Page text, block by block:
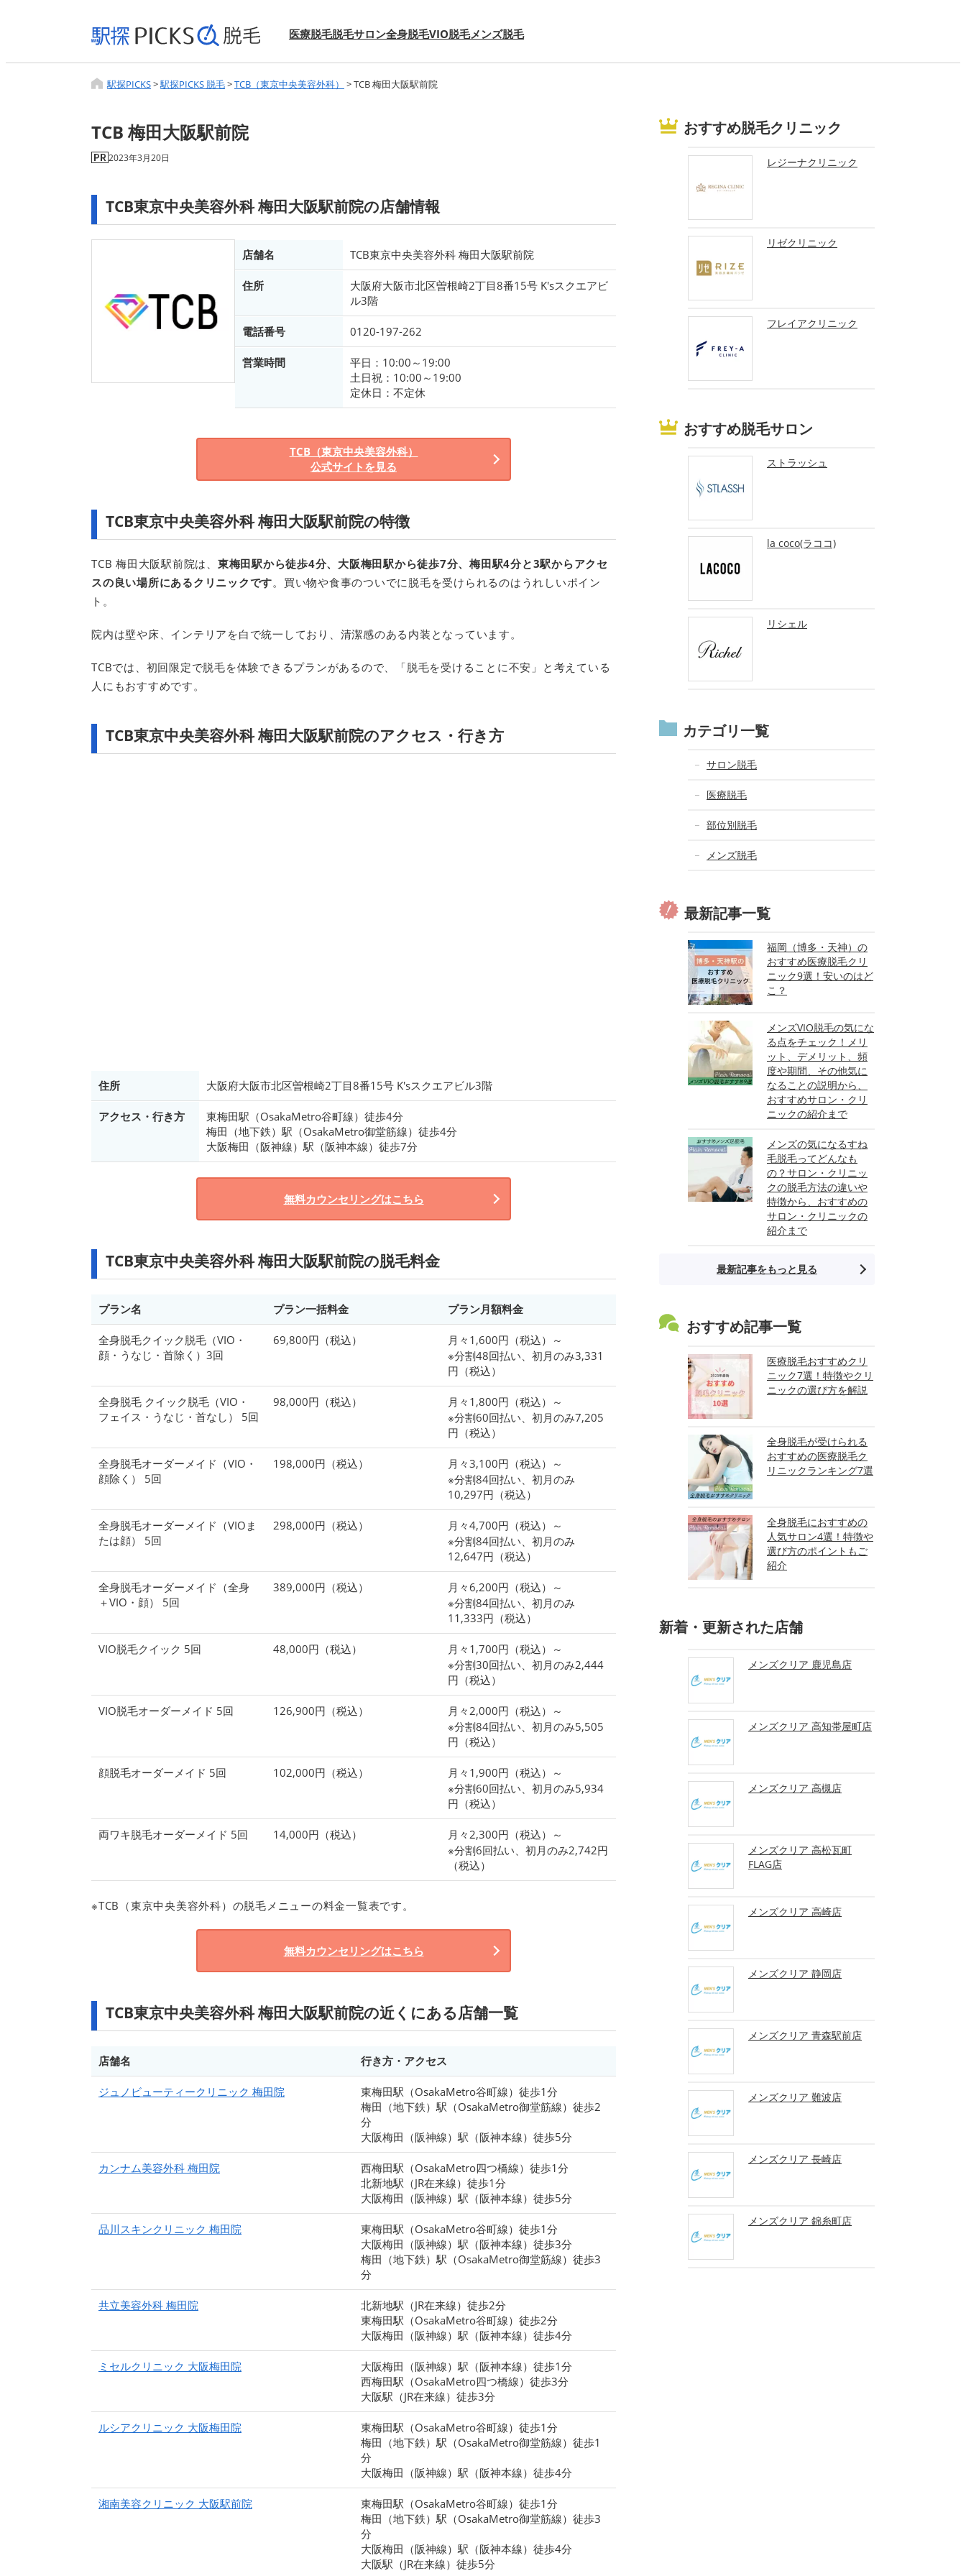
医療脱毛脱毛サロン全身脱毛VIO脱毛メンズ脱毛
駅探PICKS>駅探PICKS 脱毛>TCB（東京中央美容外科） >TCB 梅田大阪駅前院
TCB 梅田大阪駅前院
2023年3月20日
TCB東京中央美容外科 梅田大阪駅前院の店舗情報
店舗名 TCB東京中央美容外科 梅田大阪駅前院
住所
大阪府大阪市北区曽根崎2丁目8番15号 K'sスクエアビ
ル3階
電話番号 0120-197-262
営業時間
平日：10:00～19:00
土日祝：10:00～19:00
定休日：不定休
TCB（東京中央美容外科）
公式サイトを見る
TCB東京中央美容外科 梅田大阪駅前院の特徴
TCB 梅田大阪駅前院は、 東梅田駅から徒歩4分、大阪梅田駅から徒歩7分、梅田駅4分と3駅からアクセ
スの良い場所にあるクリニックです。買い物や食事のついでに脱毛を受けられるのはうれしいポイン
ト。
院内は壁や床、インテリアを白で統一しており、清潔感のある内装となっています。
TCBでは、初回限定で脱毛を体験できるプランがあるので、「脱毛を受けることに不安」と考えている
人にもおすすめです。
TCB東京中央美容外科 梅田大阪駅前院のアクセス・行き方
住所 大阪府大阪市北区曽根崎2丁目8番15号 K'sスクエアビル3階
アクセス・行き方
東梅田駅（OsakaMetro谷町線）徒歩4分
梅田（地下鉄）駅（OsakaMetro御堂筋線）徒歩4分
大阪梅田（阪神線）駅（阪神本線）徒歩7分
無料カウンセリングはこちら
TCB東京中央美容外科 梅田大阪駅前院の脱毛料金
プラン名 プラン一括料金 プラン月額料金
全身脱毛クイック脱毛（VIO・
顔・うなじ・首除く）3回
69,800円（税込）
月々1,600円（税込）～
※分割48回払い、初月のみ3,331
円（税込）
全身脱毛 クイック脱毛（VIO・
フェイス・うなじ・首なし） 5回
98,000円（税込）
月々1,800円（税込）～
※分割60回払い、初月のみ7,205
円（税込）
全身脱毛オーダーメイド（VIO・
顔除く） 5回
198,000円（税込）
月々3,100円（税込）～
※分割84回払い、初月のみ
10,297円（税込）
全身脱毛オーダーメイド（VIOま
たは顔） 5回
298,000円（税込）
月々4,700円（税込）～
※分割84回払い、初月のみ
12,647円（税込）
全身脱毛オーダーメイド（全身
＋VIO・顔） 5回
389,000円（税込）
月々6,200円（税込）～
※分割84回払い、初月のみ
11,333円（税込）
VIO脱毛クイック 5回 48,000円（税込）
月々1,700円（税込）～
※分割30回払い、初月のみ2,444
円（税込）
VIO脱毛オーダーメイド 5回 126,900円（税込）
月々2,000円（税込）～
※分割84回払い、初月のみ5,505
円（税込）
顔脱毛オーダーメイド 5回 102,000円（税込）
月々1,900円（税込）～
※分割60回払い、初月のみ5,934
円（税込）
両ワキ脱毛オーダーメイド 5回 14,000円（税込）
月々2,300円（税込）～
※分割6回払い、初月のみ2,742円
（税込）
※TCB（東京中央美容外科）の脱毛メニューの料金一覧表です。
無料カウンセリングはこちら
TCB東京中央美容外科 梅田大阪駅前院の近くにある店舗一覧
店舗名 行き方・アクセス
ジュノビューティークリニック 梅田院
東梅田駅（OsakaMetro谷町線）徒歩1分
梅田（地下鉄）駅（OsakaMetro御堂筋線）徒歩2
分
大阪梅田（阪神線）駅（阪神本線）徒歩5分
カンナム美容外科 梅田院
西梅田駅（OsakaMetro四つ橋線）徒歩1分
北新地駅（JR在来線）徒歩1分
大阪梅田（阪神線）駅（阪神本線）徒歩5分
品川スキンクリニック 梅田院
東梅田駅（OsakaMetro谷町線）徒歩1分
大阪梅田（阪神線）駅（阪神本線）徒歩3分
梅田（地下鉄）駅（OsakaMetro御堂筋線）徒歩3
分
共立美容外科 梅田院
北新地駅（JR在来線）徒歩2分
東梅田駅（OsakaMetro谷町線）徒歩2分
大阪梅田（阪神線）駅（阪神本線）徒歩4分
ミセルクリニック 大阪梅田院
大阪梅田（阪神線）駅（阪神本線）徒歩1分
西梅田駅（OsakaMetro四つ橋線）徒歩3分
大阪駅（JR在来線）徒歩3分
ルシアクリニック 大阪梅田院
東梅田駅（OsakaMetro谷町線）徒歩1分
梅田（地下鉄）駅（OsakaMetro御堂筋線）徒歩1
分
大阪梅田（阪神線）駅（阪神本線）徒歩4分
湘南美容クリニック 大阪駅前院
東梅田駅（OsakaMetro谷町線）徒歩1分
梅田（地下鉄）駅（OsakaMetro御堂筋線）徒歩3
分
大阪梅田（阪神線）駅（阪神本線）徒歩4分
大阪駅（JR在来線）徒歩5分
おすすめ脱毛クリニック
レジーナクリニック
リゼクリニック
フレイアクリニック
おすすめ脱毛サロン
ストラッシュ
la coco(ラココ)
リシェル
カテゴリ一覧
サロン脱毛
医療脱毛
部位別脱毛
メンズ脱毛
最新記事一覧
福岡（博多・天神）の
おすすめ医療脱毛クリ
ニック9選！安いのはど
こ？
メンズVIO脱毛の気にな
る点をチェック！メリ
ット、デメリット、頻
度や期間、その他気に
なることの説明から、
おすすめサロン・クリ
ニックの紹介まで
メンズの気になるすね
毛脱毛ってどんなも
の？サロン・クリニッ
クの脱毛方法の違いや
特徴から、おすすめの
サロン・クリニックの
紹介まで
最新記事をもっと見る
おすすめ記事一覧
医療脱毛おすすめクリ
ニック7選！特徴やクリ
ニックの選び方を解説
全身脱毛が受けられる
おすすめの医療脱毛ク
リニックランキング7選
全身脱毛におすすめの
人気サロン4選！特徴や
選び方のポイントもご
紹介
新着・更新された店舗
メンズクリア 鹿児島店
メンズクリア 高知帯屋町店
メンズクリア 高槻店
メンズクリア 高松瓦町
FLAG店
メンズクリア 高崎店
メンズクリア 静岡店
メンズクリア 青森駅前店
メンズクリア 難波店
メンズクリア 長崎店
メンズクリア 錦糸町店